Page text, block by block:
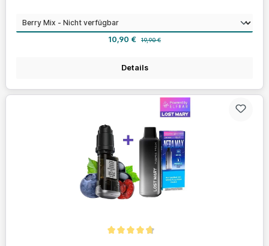
Geschmackauswählen
Verkaufspreis:
10,90 € 19,90 €
Details